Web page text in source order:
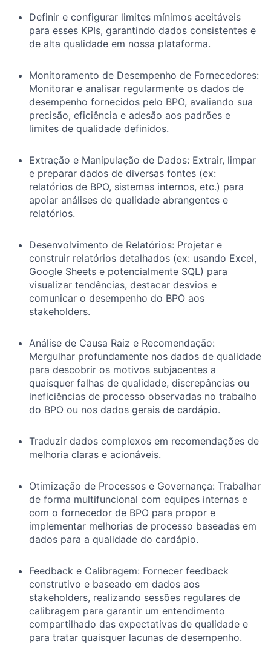
Definir e configurar limites mínimos aceitáveis
para esses KPIs, garantindo dados consistentes e
de alta qualidade em nossa plataforma.
Monitoramento de Desempenho de Fornecedores:
Monitorar e analisar regularmente os dados de
desempenho fornecidos pelo BPO, avaliando sua
precisão, eficiência e adesão aos padrões e
limites de qualidade definidos.
Extração e Manipulação de Dados: Extrair, limpar
e preparar dados de diversas fontes (ex:
relatórios de BPO, sistemas internos, etc.) para
apoiar análises de qualidade abrangentes e
relatórios.
Desenvolvimento de Relatórios: Projetar e
construir relatórios detalhados (ex: usando Excel,
Google Sheets e potencialmente SQL) para
visualizar tendências, destacar desvios e
comunicar o desempenho do BPO aos
stakeholders.
Análise de Causa Raiz e Recomendação:
Mergulhar profundamente nos dados de qualidade
para descobrir os motivos subjacentes a
quaisquer falhas de qualidade, discrepâncias ou
ineficiências de processo observadas no trabalho
do BPO ou nos dados gerais de cardápio.
Traduzir dados complexos em recomendações de
melhoria claras e acionáveis.
Otimização de Processos e Governança: Trabalhar
de forma multifuncional com equipes internas e
com o fornecedor de BPO para propor e
implementar melhorias de processo baseadas em
dados para a qualidade do cardápio.
Feedback e Calibragem: Fornecer feedback
construtivo e baseado em dados aos
stakeholders, realizando sessões regulares de
calibragem para garantir um entendimento
compartilhado das expectativas de qualidade e
para tratar quaisquer lacunas de desempenho.